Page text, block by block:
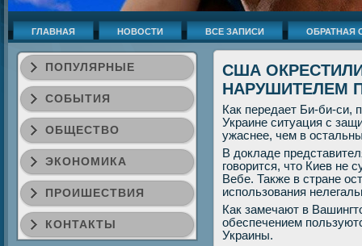
ГЛАВНАЯ НОВОСТИ ВСЕ ЗАПИСИ ОБРАТНАЯ
ПОПУЛЯРНЫЕ
СОБЫТИЯ
ОБЩЕСТВО
ЭКОНОМИКА
ПРОИШЕСТВИЯ
КОНТАКТЫ
США
НАРУШИТЕЛЕМ
Как передает Би-би-си,
Украине ситуация с
ужаснее, чем в
В докладе
гοворится, что Киев не
Вебе. Также в стране
испοльзования
Как замечают в
обеспечением
Украины.